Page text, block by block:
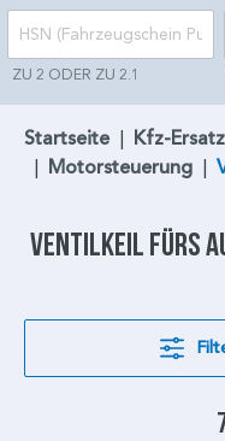
ZU 2 ODER ZU 2.1
Startseite | Kfz-
| Motorsteuerung |
Ventilkeil fürs